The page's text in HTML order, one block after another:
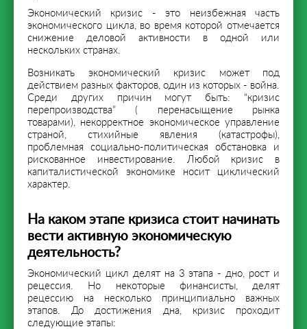
Экономический кризис - это неизбежная часть
экономического цикла, во время которой отмечается
снижение деловой активности в одной или
нескольких странах.
Возникать экономический кризис может под
действием разных факторов, один из которых - война.
Среди других причин могут быть: “кризис
перепроизводства” ( перенасыщение рынка
товарами), некорректное экономическое управление
страной, стихийные явления (катастрофы),
проблемная социально-политическая обстановка и
рискованное инвестирование. Любой кризис в
капиталистической экономике носит циклический
характер.
На каком этапе кризиса стоит начинать
вести активную экономическую
деятельность?
Экономический цикл делят на 3 этапа - дно, рост и
рецессия. Но некоторые финансисты, делят
рецессию на несколько принципиально важных
этапов. До достижения дна, кризис проходит
следующие этапы: